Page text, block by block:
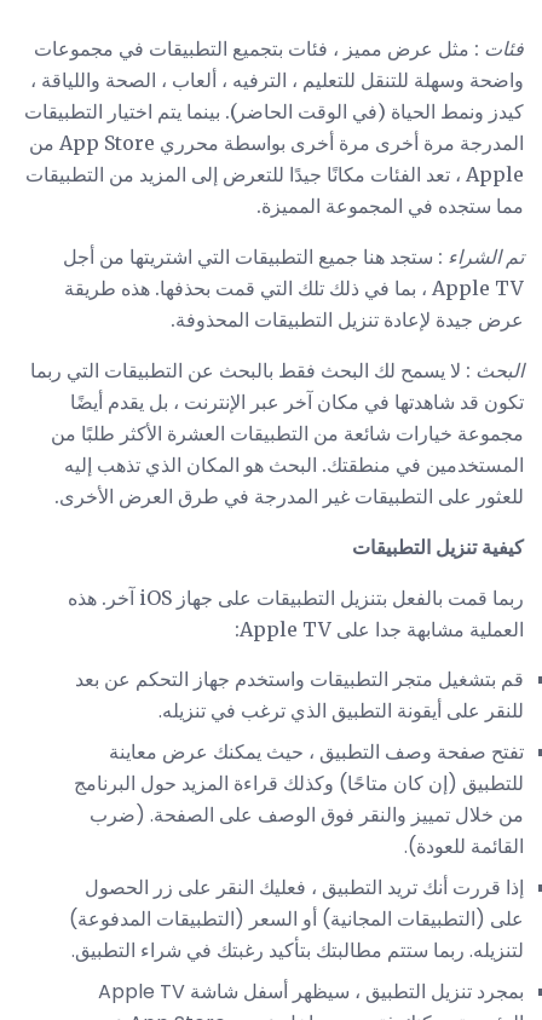
فئات : مثل عرض مميز ، فئات بتجميع التطبيقات في مجموعات
واضحة وسهلة للتنقل للتعليم ، الترفيه ، ألعاب ، الصحة واللياقة ،
كيدز ونمط الحياة (في الوقت الحاضر). بينما يتم اختيار التطبيقات
المدرجة مرة أخرى مرة أخرى بواسطة محرري App Store من
Apple ، تعد الفئات مكانًا جيدًا للتعرض إلى المزيد من التطبيقات
مما ستجده في المجموعة المميزة.
تم الشراء : ستجد هنا جميع التطبيقات التي اشتريتها من أجل
Apple TV ، بما في ذلك تلك التي قمت بحذفها. هذه طريقة
عرض جيدة لإعادة تنزيل التطبيقات المحذوفة.
البحث : لا يسمح لك البحث فقط بالبحث عن التطبيقات التي ربما
تكون قد شاهدتها في مكان آخر عبر الإنترنت ، بل يقدم أيضًا
مجموعة خيارات شائعة من التطبيقات العشرة الأكثر طلبًا من
المستخدمين في منطقتك. البحث هو المكان الذي تذهب إليه
للعثور على التطبيقات غير المدرجة في طرق العرض الأخرى.
كيفية تنزيل التطبيقات
ربما قمت بالفعل بتنزيل التطبيقات على جهاز iOS آخر. هذه
العملية مشابهة جدا على Apple TV:
قم بتشغيل متجر التطبيقات واستخدم جهاز التحكم عن بعد
للنقر على أيقونة التطبيق الذي ترغب في تنزيله.
تفتح صفحة وصف التطبيق ، حيث يمكنك عرض معاينة
للتطبيق (إن كان متاحًا) وكذلك قراءة المزيد حول البرنامج
من خلال تمييز والنقر فوق الوصف على الصفحة. (ضرب
القائمة للعودة).
إذا قررت أنك تريد التطبيق ، فعليك النقر على زر الحصول
على (التطبيقات المجانية) أو السعر (التطبيقات المدفوعة)
لتنزيله. ربما ستتم مطالبتك بتأكيد رغبتك في شراء التطبيق.
بمجرد تنزيل التطبيق ، سيظهر أسفل شاشة Apple TV